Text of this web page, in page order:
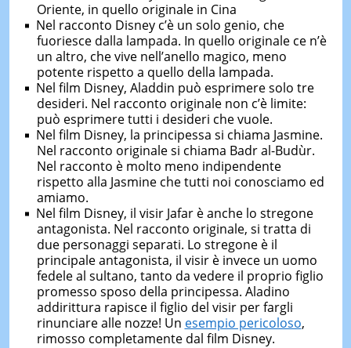
Oriente, in quello originale in Cina
Nel racconto Disney c’è un solo genio, che
fuoriesce dalla lampada. In quello originale ce n’è
un altro, che vive nell’anello magico, meno
potente rispetto a quello della lampada.
Nel film Disney, Aladdin può esprimere solo tre
desideri. Nel racconto originale non c’è limite:
può esprimere tutti i desideri che vuole.
Nel film Disney, la principessa si chiama Jasmine.
Nel racconto originale si chiama Badr al-Budùr.
Nel racconto è molto meno indipendente
rispetto alla Jasmine che tutti noi conosciamo ed
amiamo.
Nel film Disney, il visir Jafar è anche lo stregone
antagonista. Nel racconto originale, si tratta di
due personaggi separati. Lo stregone è il
principale antagonista, il visir è invece un uomo
fedele al sultano, tanto da vedere il proprio figlio
promesso sposo della principessa. Aladino
addirittura rapisce il figlio del visir per fargli
rinunciare alle nozze! Un esempio pericoloso,
rimosso completamente dal film Disney.